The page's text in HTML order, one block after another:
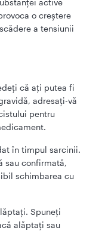
o creştere
a tensiunii
că aţi putea fi
adresaţi-vă
pentru
în timpul sarcinii.
sau confirmată,
schimbarea cu
Spuneţi
alăptaţi sau